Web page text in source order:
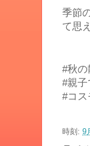
季節
て思
#秋の
#親子
#コス
時刻: 9